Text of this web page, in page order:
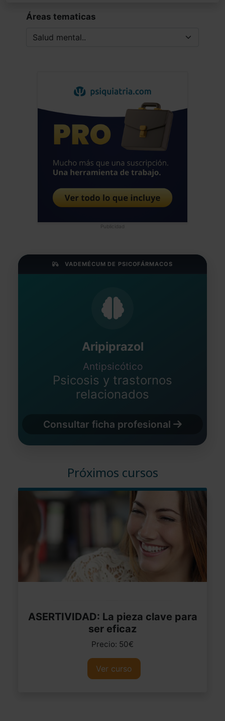
Áreas tematicas
Publicidad
VADEMÉCUM DE PSICOFÁRMACOS
Aripiprazol
Antipsicótico
Psicosis y trastornos
relacionados
Consultar ficha profesional
Próximos cursos
ASERTIVIDAD: La pieza clave para
ser eficaz
Precio: 50€
Ver curso